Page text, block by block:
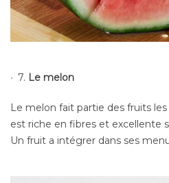
7. Le melon
Le melon fait partie des fruits les
est riche en fibres et excellente
Un fruit a intégrer dans ses